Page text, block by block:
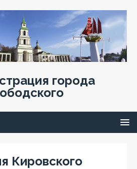
города
Кировского